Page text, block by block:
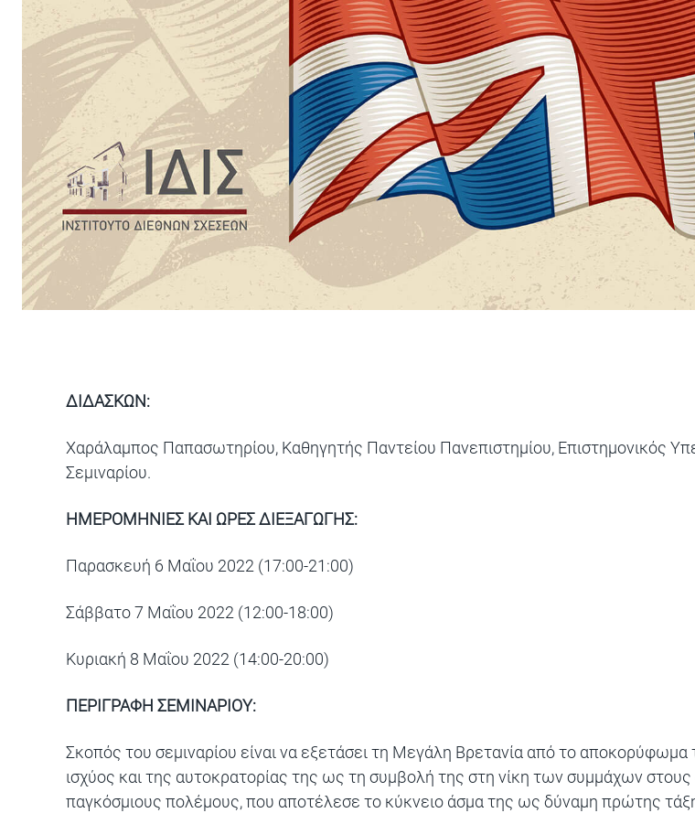
ΔΙΔΑΣΚΩΝ:
Χαράλαμπος Παπασωτηρίου, Καθηγητής Παντείου Πανεπιστημίου, Επιστημονικός
Σεμιναρίου.
ΗΜΕΡΟΜΗΝΙΕΣ ΚΑΙ ΩΡΕΣ ΔΙΕΞΑΓΩΓΗΣ:
Παρασκευή 6 Μαΐου 2022 (17:00-21:00)
Σάββατο 7 Μαΐου 2022 (12:00-18:00)
Κυριακή 8 Μαΐου 2022 (14:00-20:00)
ΠΕΡΙΓΡΑΦΗ ΣΕΜΙΝΑΡΙΟΥ:
Σκοπός του σεμιναρίου είναι να εξετάσει τη Μεγάλη Βρετανία από το αποκορύφωμα
ισχύος και της αυτοκρατορίας της ως τη συμβολή της στη νίκη των συμμάχων
παγκόσμιους πολέμους, που αποτέλεσε το κύκνειο άσμα της ως δύναμη πρώτης